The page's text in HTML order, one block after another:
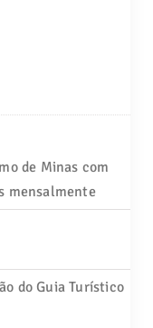
de Minas com
mensalmente
do Guia Turístico